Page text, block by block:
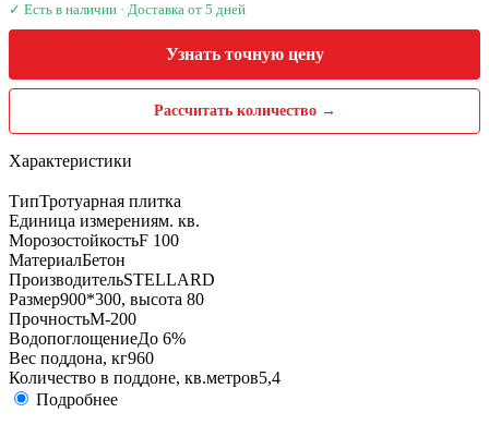
✓ Есть в наличии · Доставка от 5 дней
Узнать точную цену
Рассчитать количество →
Характеристики
ТипТротуарная плитка
Единица измерениям. кв.
МорозостойкостьF 100
МатериалБетон
ПроизводительSTELLARD
Размер900*300, высота 80
ПрочностьМ-200
ВодопоглощениеДо 6%
Вес поддона, кг960
Количество в поддоне, кв.метров5,4
Подробнее